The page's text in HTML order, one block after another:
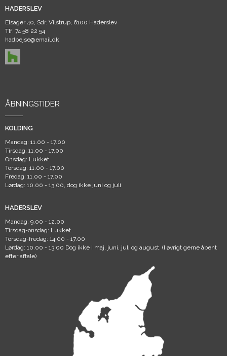
HADERSLEV
Elsager 40, Sdr. Vilstrup, 6100 Haderslev
Tlf. 74 58 22 54
hadpejse@email.dk
ÅBNINGSTIDER
KOLDING
Mandag: 11.00 - 17.00
Tirsdag: 11.00 - 17.00
Onsdag: Lukket
Torsdag: 11.00 - 17.00
Fredag: 11.00 - 17.00
Lørdag: 10.00 - 13.00, dog ikke juni og juli
HADERSLEV
Mandag: 9.00 - 12.00
Tirsdag-onsdag: Lukket
Torsdag-fredag: 14.00 - 17.00
Lørdag: 10.00 - 13.00 Dog ikke i maj, juni, juli og august. (I øvrigt gerne åbent
efter aftale)